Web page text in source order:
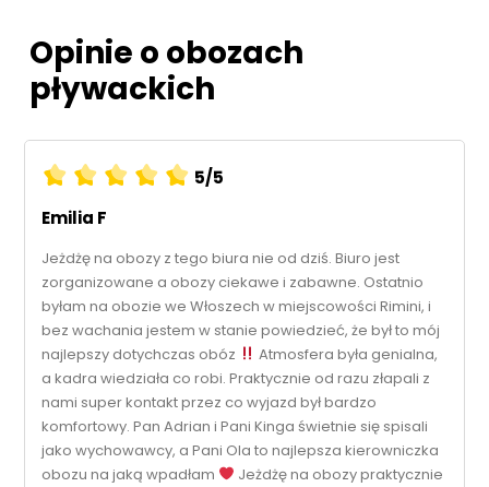
Opinie o obozach
pływackich
5/5
Emilia F
Jeżdżę na obozy z tego biura nie od dziś. Biuro jest
zorganizowane a obozy ciekawe i zabawne. Ostatnio
byłam na obozie we Włoszech w miejscowości Rimini, i
bez wachania jestem w stanie powiedzieć, że był to mój
najlepszy dotychczas obóz
Atmosfera była genialna,
a kadra wiedziała co robi. Praktycznie od razu złapali z
nami super kontakt przez co wyjazd był bardzo
komfortowy. Pan Adrian i Pani Kinga świetnie się spisali
jako wychowawcy, a Pani Ola to najlepsza kierowniczka
obozu na jaką wpadłam
Jeżdżę na obozy praktycznie